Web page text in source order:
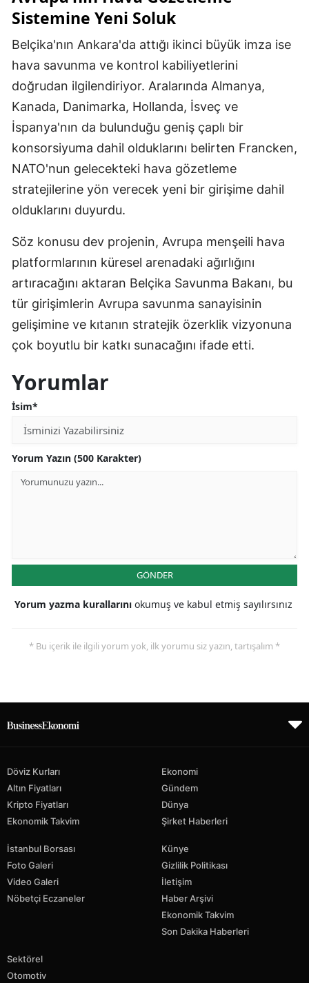
Sistemine Yeni Soluk
Belçika'nın Ankara'da attığı ikinci büyük imza ise
hava savunma ve kontrol kabiliyetlerini
doğrudan ilgilendiriyor. Aralarında Almanya,
Kanada, Danimarka, Hollanda, İsveç ve
İspanya'nın da bulunduğu geniş çaplı bir
konsorsiyuma dahil olduklarını belirten Francken,
NATO'nun gelecekteki hava gözetleme
stratejilerine yön verecek yeni bir girişime dahil
olduklarını duyurdu.
Söz konusu dev projenin, Avrupa menşeili hava
platformlarının küresel arenadaki ağırlığını
artıracağını aktaran Belçika Savunma Bakanı, bu
tür girişimlerin Avrupa savunma sanayisinin
gelişimine ve kıtanın stratejik özerklik vizyonuna
çok boyutlu bir katkı sunacağını ifade etti.
Yorumlar
İsim*
Yorum Yazın (500 Karakter)
GÖNDER
Yorum yazma kurallarını okumuş ve kabul etmiş sayılırsınız
* Bu içerik ile ilgili yorum yok, ilk yorumu siz yazın, tartışalım *
Döviz Kurları
Altın Fiyatları
Kripto Fiyatları
Ekonomik Takvim
Ekonomi
Gündem
Dünya
Şirket Haberleri
İstanbul Borsası
Foto Galeri
Video Galeri
Nöbetçi Eczaneler
Künye
Gizlilik Politikası
İletişim
Haber Arşivi
Ekonomik Takvim
Son Dakika Haberleri
Sektörel
Otomotiv